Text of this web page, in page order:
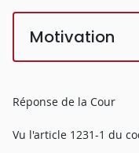
Motivation
Réponse de la Cour
Vu l'article 1231-1 du